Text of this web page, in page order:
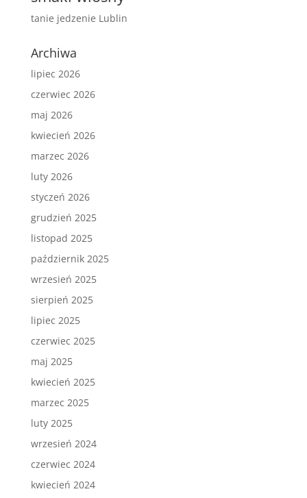
tanie jedzenie Lublin
Archiwa
lipiec 2026
czerwiec 2026
maj 2026
kwiecień 2026
marzec 2026
luty 2026
styczeń 2026
grudzień 2025
listopad 2025
październik 2025
wrzesień 2025
sierpień 2025
lipiec 2025
czerwiec 2025
maj 2025
kwiecień 2025
marzec 2025
luty 2025
wrzesień 2024
czerwiec 2024
kwiecień 2024